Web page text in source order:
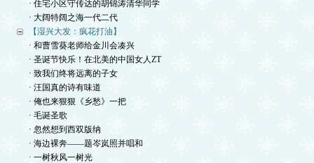
· 住宅小区守传达的胡锦涛清华同学
· 大阔特阔之海一代二代
【湿兴大发：疯花打油】
· 和曹雪葵老师给金川会凑兴
· 圣诞节快乐！在北美的中国女人ZT
· 致我们终将远离的子女
· 汪国真的诗有味道
· 俺也来狠狠《乡愁》一把
· 毛诞圣歌
· 忽然想到西双版纳
· 海边裸奔——题岑岚照并唱和
· 一树秋风一树光